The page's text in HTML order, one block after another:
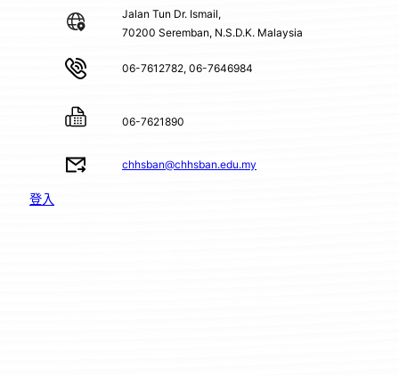
Jalan Tun Dr. Ismail,
70200 Seremban, N.S.D.K. Malaysia
06-7612782, 06-7646984
06-7621890
chhsban@chhsban.edu.my
登入